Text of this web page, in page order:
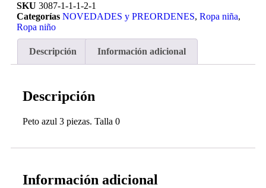
SKU 3087-1-1-1-2-1
Categorías NOVEDADES y PREORDENES, Ropa niña,
Ropa niño
Descripción Información adicional
Descripción
Peto azul 3 piezas. Talla 0
Información adicional